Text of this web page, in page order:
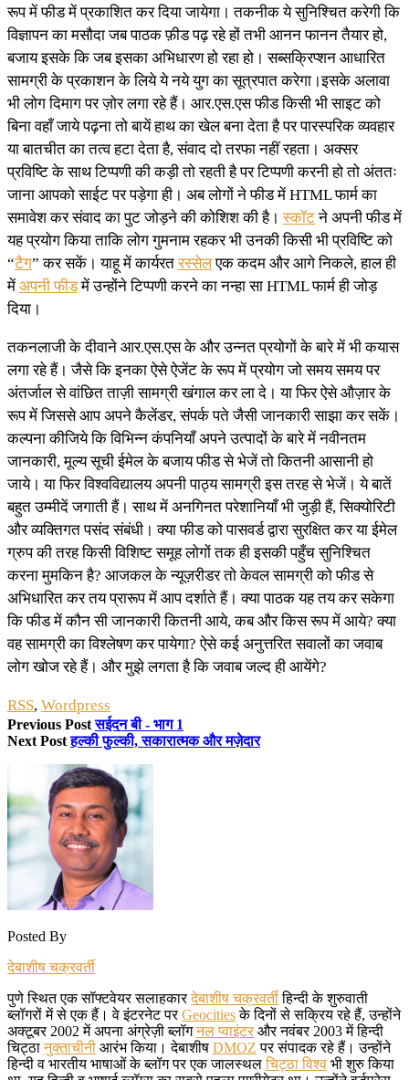
रूप में फीड में प्रकाशित कर दिया जायेगा। तकनीक ये सुनिश्चित करेगी कि
विज्ञापन का मसौदा जब पाठक फ़ीड पढ़ रहे हों तभी आनन फानन तैयार हो,
बजाय इसके कि जब इसका अभिधारण हो रहा हो। सब्सक्रिप्शन आधारित
सामग्री के प्रकाशन के लिये ये नये युग का सूत्रपात करेगा।इसके अलावा
भी लोग दिमाग पर ज़ोर लगा रहे हैं। आर.एस.एस फीड किसी भी साइट को
बिना वहाँ जाये पढ़ना तो बायें हाथ का खेल बना देता है पर पारस्परिक व्यवहार
या बातचीत का तत्व हटा देता है, संवाद दो तरफा नहीं रहता। अक्सर
प्रविष्टि के साथ टिप्पणी की कड़ी तो रहती है पर टिप्पणी करनी हो तो अंततः
जाना आपको साईट पर पड़ेगा ही। अब लोगों ने फीड में HTML फार्म का
समावेश कर संवाद का पुट जोड़ने की कोशिश की है।स्कॉटने अपनी फीड में
यह प्रयोग किया ताकि लोग गुमनाम रहकर भी उनकी किसी भी प्रविष्टि को
“टैग” कर सकें। याहू में कार्यरतरस्सेलएक कदम और आगे निकले, हाल ही
में अपनी फीडमें उन्होंने टिप्पणी करने का नन्हा सा HTML फार्म ही जोड़
दिया।
तकनलाजी के दीवाने आर.एस.एस के और उन्नत प्रयोगों के बारे में भी कयास
लगा रहे हैं। जैसे कि इनका ऐसे ऐजेंट के रूप में प्रयोग जो समय समय पर
अंतर्जाल से वांछित ताज़ी सामग्री खंगाल कर ला दे। या फिर ऐसे औज़ार के
रूप में जिससे आप अपने कैलेंडर, संपर्क पते जैसी जानकारी साझा कर सकें।
कल्पना कीजिये कि विभिन्न कंपनियाँ अपने उत्पादों के बारे में नवीनतम
जानकारी, मूल्य सूची ईमेल के बजाय फीड से भेजें तो कितनी आसानी हो
जाये। या फिर विश्वविद्यालय अपनी पाठ्य सामग्री इस तरह से भेजें। ये बातें
बहुत उम्मीदें जगाती हैं। साथ में अनगिनत परेशानियाँ भी जुड़ी हैं, सिक्योरिटी
और व्यक्तिगत पसंद संबंधी। क्या फीड को पासवर्ड द्वारा सुरक्षित कर या ईमेल
ग्रुप की तरह किसी विशिष्ट समूह लोगों तक ही इसकी पहुँच सुनिश्चित
करना मुमकिन है? आजकल के न्यूज़रीडर तो केवल सामग्री को फीड से
अभिधारित कर तय प्रारूप में आप दर्शाते हैं। क्या पाठक यह तय कर सकेगा
कि फीड में कौन सी जानकारी कितनी आये, कब और किस रूप में आये? क्या
वह सामग्री का विश्लेषण कर पायेगा? ऐसे कई अनुत्तरित सवालों का जवाब
लोग खोज रहे हैं। और मुझे लगता है कि जवाब जल्द ही आयेंगे?
RSS, Wordpress
Previous Post सईदन बी - भाग 1
Next Post हल्की फुल्की, सकारात्मक और मज़ेदार
Posted By
देबाशीष चक्रवर्ती
पुणे स्थित एक सॉफ्टवेयर सलाहकारदेबाशीष चक्रवर्तीहिन्दी के शुरुवाती
ब्लॉगरों में से एक हैं। वे इंटरनेट परGeocitiesके दिनों से सक्रिय रहे हैं, उन्होंने
अक्टूबर 2002 में अपना अंग्रेज़ी ब्लॉगनल प्वाइंटर और नवंबर 2003 में हिन्दी
चिट्ठानुक्ताचीनी आरंभ किया। देबाशीष DMOZ पर संपादक रहे हैं। उन्होंने
हिन्दी व भारतीय भाषाओं के ब्लॉग पर एक जालस्थलचिट्ठा विश्व भी शुरु किया